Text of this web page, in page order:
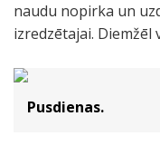
naudu nopirka un
izredzētajai. Diemžēl
Pusdienas.